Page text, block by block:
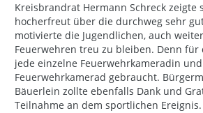
Kreisbrandrat Hermann Schreck zeigte
hocherfreut über die durchweg sehr
motivierte die Jugendlichen, auch
Feuerwehren treu zu bleiben. Denn für
jede einzelne Feuerwehrkameradin
Feuerwehrkamerad gebraucht.
Bäuerlein zollte ebenfalls Dank und
Teilnahme an dem sportlichen Ereignis.